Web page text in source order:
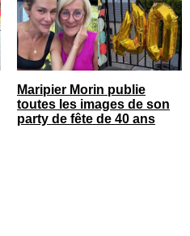
Maripier Morin publie
toutes les images de son
party de fête de 40 ans